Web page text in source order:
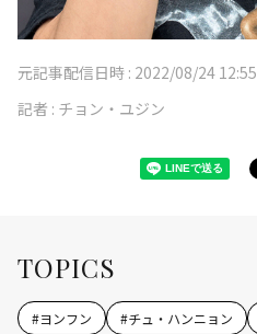
元記事配信日時 : 2022/08/24 12:55
記者 : チョン・ユジン
TOPICS
#ヨンフン #チュ・ハンニョン